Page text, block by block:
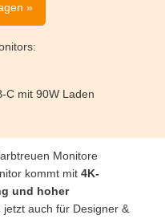
»
C mit 90W Laden
Monitore
kommt mit 4K-
und hoher
jetzt auch für Designer &